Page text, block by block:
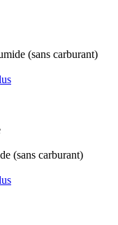
(sans carburant)
(sans carburant)